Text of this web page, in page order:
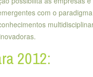
com o
2012: